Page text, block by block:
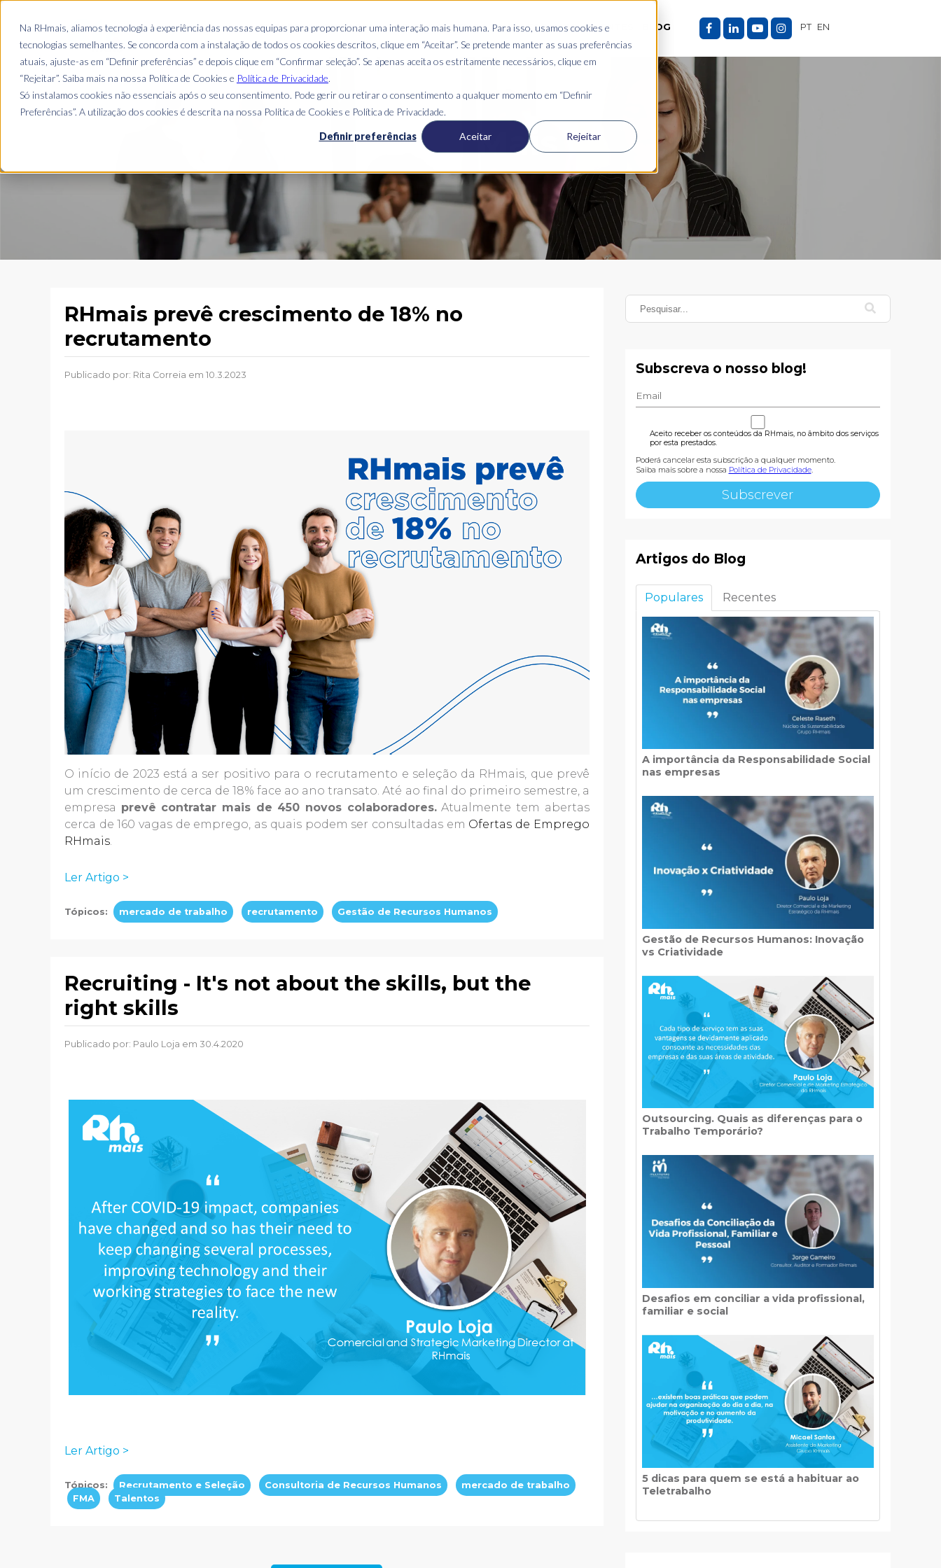
Na RHmais, aliamos tecnologia à experiência das nossas equipas para proporcionar uma interação mais humana. Para isso, usamos cookies e
tecnologias semelhantes. Se concorda com a instalação de todos os cookies descritos, clique em “Aceitar”. Se pretende manter as suas preferências
atuais, ajuste-as em “Definir preferências” e depois clique em “Confirmar seleção”. Se apenas aceita os estritamente necessários, clique em
“Rejeitar”. Saiba mais na nossa Política de Cookies e Política de Privacidade.
Só instalamos cookies não essenciais após o seu consentimento. Pode gerir ou retirar o consentimento a qualquer momento em “Definir
Preferências”. A utilização dos cookies é descrita na nossa Política de Cookies e Política de Privacidade.
Definir preferências Aceitar Rejeitar
EMPRESAS QUEM SOMOS O QUE FAZEMOS ONDE ESTAMOS CLIENTES BLOG PT EN
Blog Mais
RHmais prevê crescimento de 18% no
recrutamento
Publicado por: Rita Correia em 10.3.2023
O início de 2023 está a ser positivo para o recrutamento e seleção da RHmais, que prevê
um crescimento de cerca de 18% face ao ano transato. Até ao final do primeiro semestre, a
empresa prevê contratar mais de 450 novos colaboradores.Atualmente tem abertas
cerca de 160 vagas de emprego, as quais podem ser consultadas em Ofertas de Emprego
RHmais.
Ler Artigo >
Tópicos: mercado de trabalho recrutamento Gestão de Recursos Humanos
Recruiting - It's not about the skills, but the
right skills
Publicado por: Paulo Loja em 30.4.2020
Ler Artigo >
Tópicos: Recrutamento e Seleção Consultoria de Recursos Humanos
mercado de trabalho
FMA
Talentos
Subscreva o nosso blog!
Aceito receber os conteúdos da RHmais, no âmbito dos serviços
por esta prestados.
Poderá cancelar esta subscrição a qualquer momento.
Saiba mais sobre a nossa Política de Privacidade.
Artigos do Blog
Populares Recentes
A importância da Responsabilidade Social
nas empresas
Gestão de Recursos Humanos: Inovação
vs Criatividade
Outsourcing. Quais as diferenças para o
Trabalho Temporário?
Desafios em conciliar a vida profissional,
familiar e social
5 dicas para quem se está a habituar ao
Teletrabalho